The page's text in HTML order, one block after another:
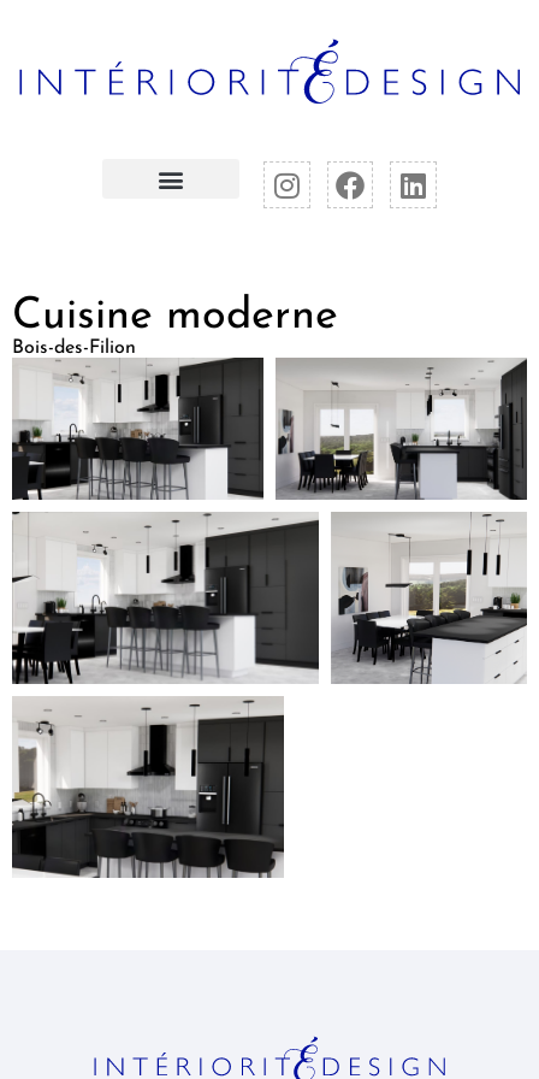
Cuisine moderne
Bois-des-Filion